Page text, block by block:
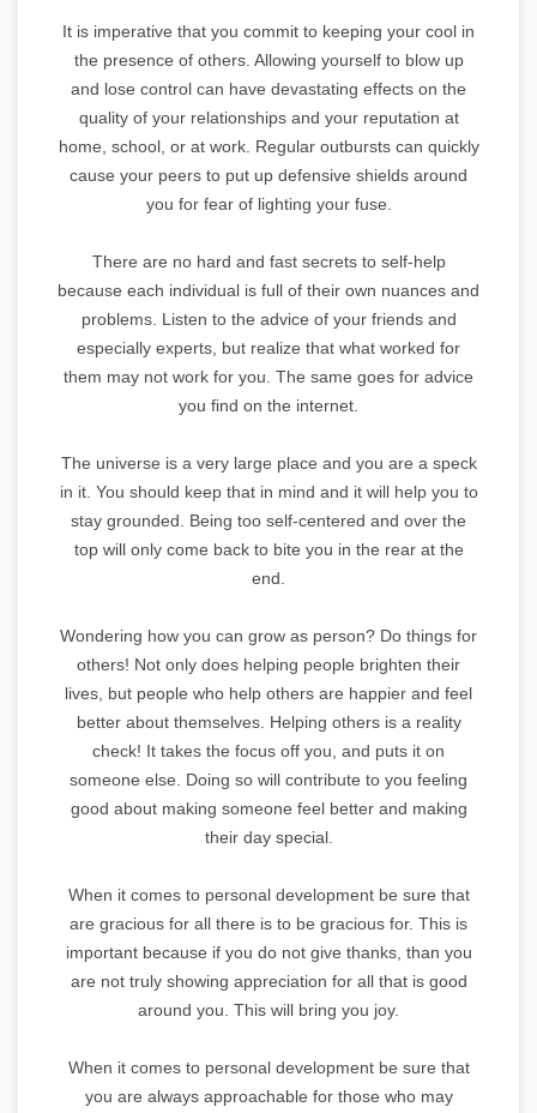
It is imperative that you commit to keeping your cool in
the presence of others. Allowing yourself to blow up
and lose control can have devastating effects on the
quality of your relationships and your reputation at
home, school, or at work. Regular outbursts can quickly
cause your peers to put up defensive shields around
you for fear of lighting your fuse.
There are no hard and fast secrets to self-help
because each individual is full of their own nuances and
problems. Listen to the advice of your friends and
especially experts, but realize that what worked for
them may not work for you. The same goes for advice
you find on the internet.
The universe is a very large place and you are a speck
in it. You should keep that in mind and it will help you to
stay grounded. Being too self-centered and over the
top will only come back to bite you in the rear at the
end.
Wondering how you can grow as person? Do things for
others! Not only does helping people brighten their
lives, but people who help others are happier and feel
better about themselves. Helping others is a reality
check! It takes the focus off you, and puts it on
someone else. Doing so will contribute to you feeling
good about making someone feel better and making
their day special.
When it comes to personal development be sure that
are gracious for all there is to be gracious for. This is
important because if you do not give thanks, than you
are not truly showing appreciation for all that is good
around you. This will bring you joy.
When it comes to personal development be sure that
you are always approachable for those who may